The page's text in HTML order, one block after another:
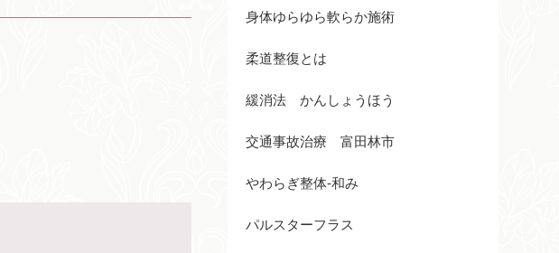
身体ゆらゆら軟らか施術
柔道整復とは
緩消法 かんしょうほう
交通事故治療 富田林市
やわらぎ整体-和み
パルスターフラス